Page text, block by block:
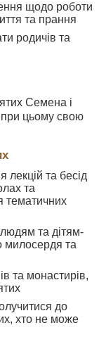
щодо роботи
та прання
родичів та
Семена і
цьому свою
лекцій та бесід
та
тематичних
людям та дітям-
милосердя та
та монастирів,
до
хто не може